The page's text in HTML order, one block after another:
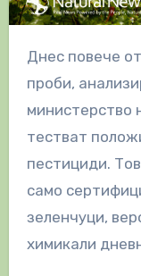
Днес повече от 65% от производствените
проби,
министерство
тестват
пестициди.
само
зеленчуци,
химикали